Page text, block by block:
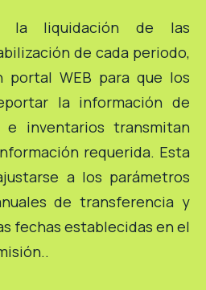
la liquidación de las
de cada periodo,
portal WEB para que los
la información de
e inventarios transmitan
requerida. Esta
a los parámetros
de transferencia y
fechas establecidas en el